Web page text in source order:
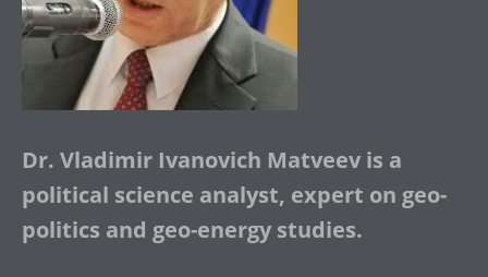
Dr. Vladimir Ivanovich Matveev is a
political science analyst, expert on geo-
politics and geo-energy studies.